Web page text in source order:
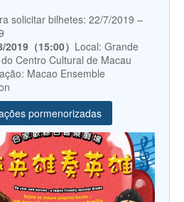
solicitar bilhetes: 22/7/2019 –
2019（15:00） Local: Grande
Centro Cultural de Macau
Macao Ensemble
pormenorizadas